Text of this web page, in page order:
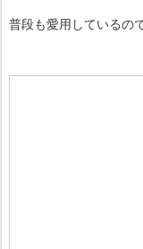
普段も愛用しているの